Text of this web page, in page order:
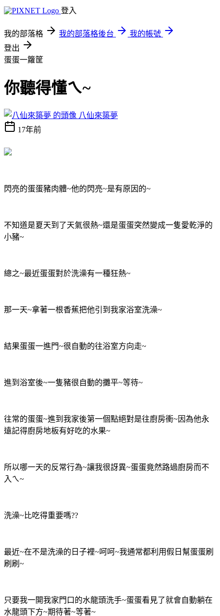
登入
我的部落格 我的部落格後台
我的帳號
登出
蛋蛋一籮筐
你聽得懂ㄟ~
八仙來築夢
17年前
閃亮的蛋蛋豬肉體~他的閃亮~是有原因的~
不知道是夏天到了天氣很熱~還是蛋蛋突然變成一隻愛乾淨的
小豬~
總之~最近蛋蛋對於洗澡有一種狂熱~
那一天~拿著一根香蕉把他引到我家浴室洗澡~
結果蛋蛋一進門~很自動的往浴室方向走~
進到浴室後~一隻豬很自動的攤平~等待~
往常的蛋蛋~進到我家後第一個點絕對是往廚房衝~因為他永
遠記得廚房地板有好吃的水果~
所以哪一天的反常行為~讓我很訝異~蛋蛋竟然路過廚房而不
入ㄟ~
洗澡~比吃得重要嗎??
最近~在不是洗澡的日子裡~呵呵~我通常都利用假日幫蛋蛋刷
刷刷~
只要我一開我家門口的水龍頭洗手~蛋蛋看見了就會自動躺在
水龍頭下方~期待著~等著~